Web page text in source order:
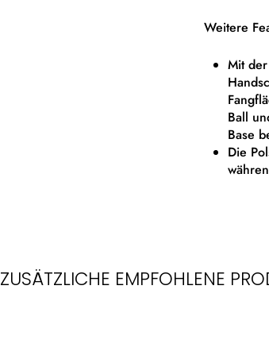
Weitere
Mit
Ball
Base
Die
ZUSÄTZLICHE EMPFOHLENE